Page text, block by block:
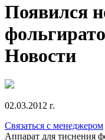
Появился
Новости
02.03.2012 г.
Связаться с менеджером
Аппарат для тиснения